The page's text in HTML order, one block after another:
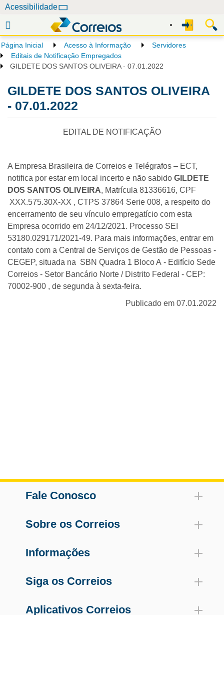
e
g
a
Acessibilidade
Página Inicial Acesso à Informação
Servidores
Editais de Notificação Empregados
GILDETE DOS SANTOS OLIVEIRA - 07.01.2022
GILDETE DOS SANTOS OLIVEIRA
- 07.01.2022
EDITAL DE NOTIFICAÇÃO
A Empresa Brasileira de Correios e Telégrafos – ECT,
notifica por estar em local incerto e não sabido GILDETE
DOS SANTOS OLIVEIRA, Matrícula 81336616, CPF
XXX.575.30X-XX , CTPS 37864 Serie 008, a respeito do
encerramento de seu vínculo empregatício com esta
Empresa ocorrido em 24/12/2021. Processo SEI
53180.029171/2021-49. Para mais informações, entrar em
contato com a Central de Serviços de Gestão de Pessoas -
CEGEP, situada na SBN Quadra 1 Bloco A - Edifício Sede
Correios - Setor Bancário Norte / Distrito Federal - CEP:
70002-900 , de segunda à sexta-feira.
Publicado em 07.01.2022
Fale Conosco
Sobre os Correios
Informações
Siga os Correios
Aplicativos Correios